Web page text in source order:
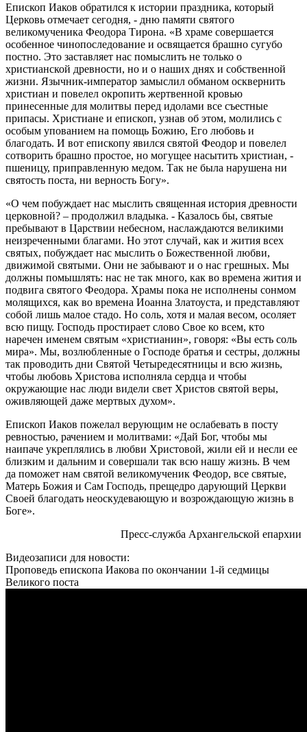
Епископ Иаков обратился к истории праздника, который
Церковь отмечает сегодня, - дню памяти святого
великомученика Феодора Тирона. «В храме совершается
особенное чинопоследование и освящается брашно сугубо
постно. Это заставляет нас помыслить не только о
христианской древности, но и о наших днях и собственной
жизни. Язычник-император замыслил обманом осквернить
христиан и повелел окропить жертвенной кровью
принесенные для молитвы перед идолами все съестные
припасы. Христиане и епископ, узнав об этом, молились с
особым упованием на помощь Божию, Его любовь и
благодать. И вот епископу явился святой Феодор и повелел
сотворить брашно простое, но могущее насытить христиан, -
пшеницу, приправленную медом. Так не была нарушена ни
святость поста, ни верность Богу».
«О чем побуждает нас мыслить священная история древности
церковной? – продолжил владыка. - Казалось бы, святые
пребывают в Царствии небесном, наслаждаются великими
неизреченными благами. Но этот случай, как и жития всех
святых, побуждает нас мыслить о Божественной любви,
движимой святыми. Они не забывают и о нас грешных. Мы
должны помышлять: нас не так много, как во времена жития и
подвига святого Феодора. Храмы пока не исполнены сонмом
молящихся, как во времена Иоанна Златоуста, и представляют
собой лишь малое стадо. Но соль, хотя и малая весом, осоляет
всю пищу. Господь простирает слово Свое ко всем, кто
наречен именем святым «христианин», говоря: «Вы есть соль
мира». Мы, возлюбленные о Господе братья и сестры, должны
так проводить дни Святой Четыредесятницы и всю жизнь,
чтобы любовь Христова исполняла сердца и чтобы
окружающие нас люди видели свет Христов святой веры,
оживляющей даже мертвых духом».
Епископ Иаков пожелал верующим не ослабевать в посту
ревностью, рачением и молитвами: «Дай Бог, чтобы мы
наипаче укреплялись в любви Христовой, жили ей и несли ее
близким и дальним и совершали так всю нашу жизнь. В чем
да поможет нам святой великомученик Феодор, все святые,
Матерь Божия и Сам Господь, прещедро дарующий Церкви
Своей благодать неоскудевающую и возрождающую жизнь в
Боге».
Пресс-служба Архангельской епархии
Видеозаписи для новости:
Проповедь епископа Иакова по окончании 1-й седмицы
Великого поста